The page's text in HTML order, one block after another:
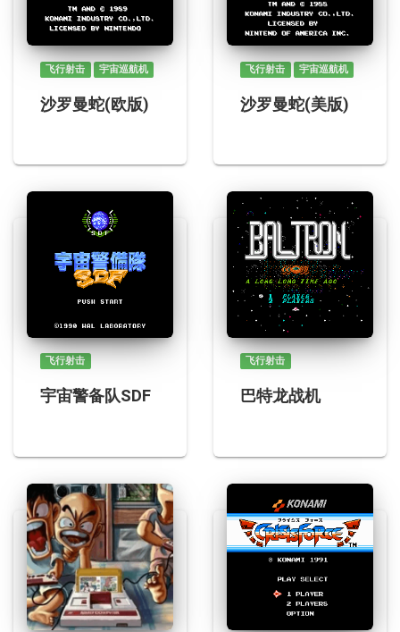
飞行射击 宇宙巡航机
沙罗曼蛇(欧版)
飞行射击 宇宙巡航机
沙罗曼蛇(美版)
飞行射击
宇宙警备队SDF
飞行射击
巴特龙战机